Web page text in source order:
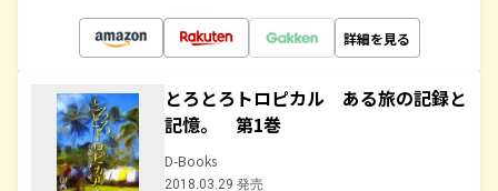
詳細を見る
とろとろトロピカル ある旅の記録と
記憶。 第1巻
D-Books
2018.03.29 発売